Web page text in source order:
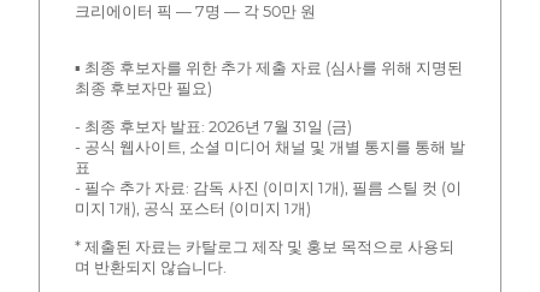
크리에이터 픽 — 7명 — 각 50만 원
▪ 최종 후보자를 위한 추가 제출 자료 (심사를 위해 지명된
최종 후보자만 필요)
- 최종 후보자 발표: 2026년 7월 31일 (금)
- 공식 웹사이트, 소셜 미디어 채널 및 개별 통지를 통해 발
표
- 필수 추가 자료: 감독 사진 (이미지 1개), 필름 스틸 컷 (이
미지 1개), 공식 포스터 (이미지 1개)
* 제출된 자료는 카탈로그 제작 및 홍보 목적으로 사용되
며 반환되지 않습니다.